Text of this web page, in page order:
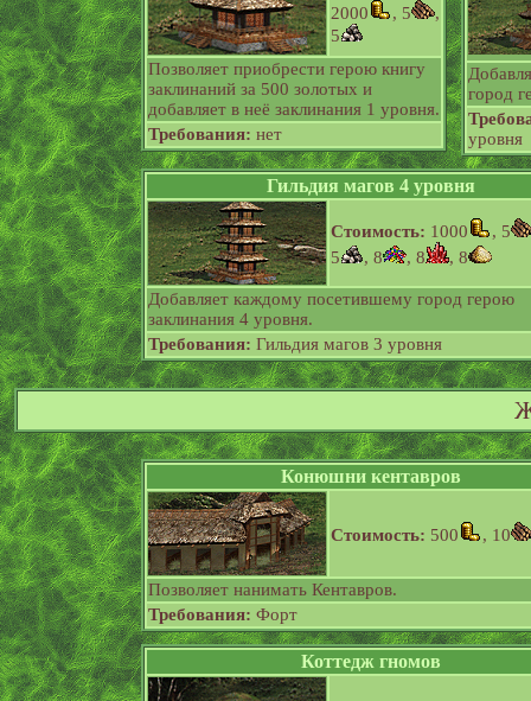
2000
, 5
,
5
Позволяет приобрести герою книгу
заклинаний за 500 золотых и
добавляет в неё заклинания 1 уровня.
Требования: нет
город
уровня
Гильдия магов 4 уровня
Стоимость: 1000
, 5
5
, 8 , 8 , 8
Добавляет каждому посетившему город герою
заклинания 4 уровня.
Требования: Гильдия магов 3 уровня
Конюшни кентавров
Стоимость: 500 , 10
Позволяет нанимать Кентавров.
Требования: Форт
Коттедж гномов